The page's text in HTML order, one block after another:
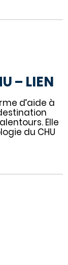
– LIEN
d’aide à
Elle
du CHU